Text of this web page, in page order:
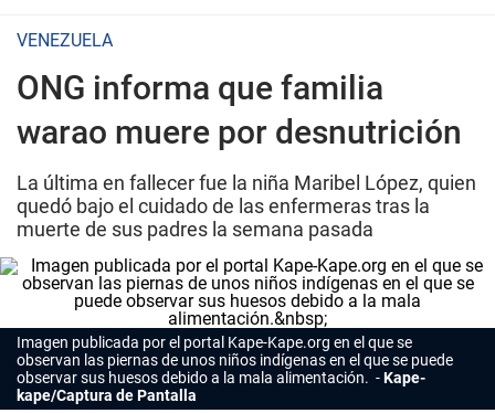
VENEZUELA
ONG informa que familia
warao muere por desnutrición
La última en fallecer fue la niña Maribel López, quien
quedó bajo el cuidado de las enfermeras tras la
muerte de sus padres la semana pasada
Imagen publicada por el portal Kape-Kape.org en el que se
observan las piernas de unos niños indígenas en el que se puede
observar sus huesos debido a la mala alimentación.
Kape-
kape/Captura de Pantalla